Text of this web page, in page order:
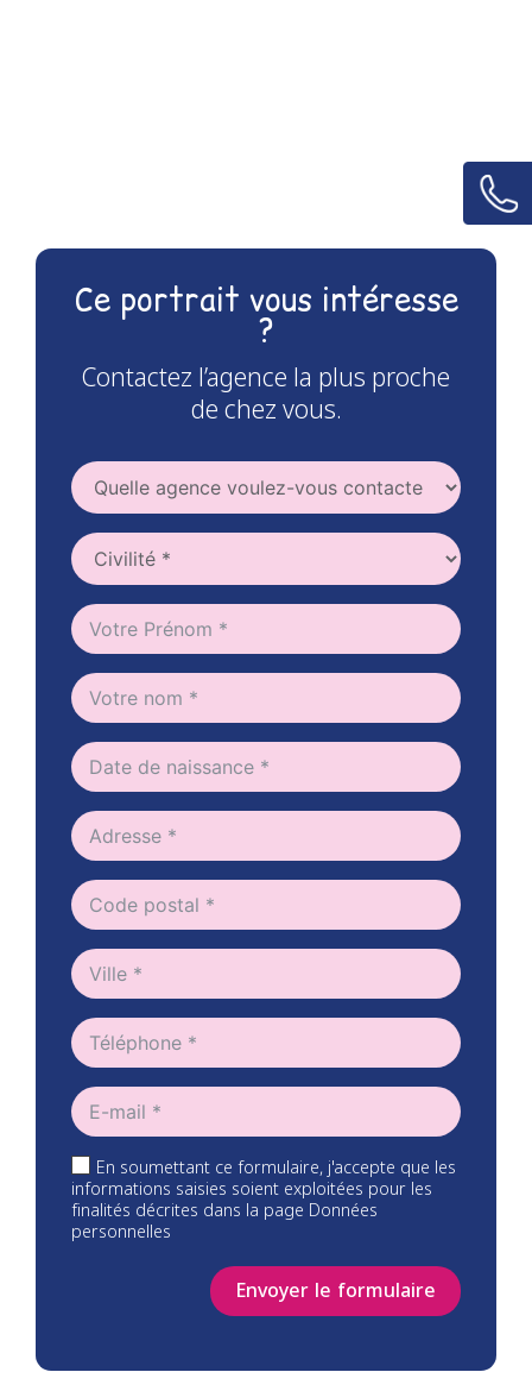
Ce portrait vous intéresse
?
Contactez l’agence la plus proche
de chez vous.
En soumettant ce formulaire, j'accepte que les
informations saisies soient exploitées pour les
finalités décrites dans la page Données
personnelles
Envoyer le formulaire